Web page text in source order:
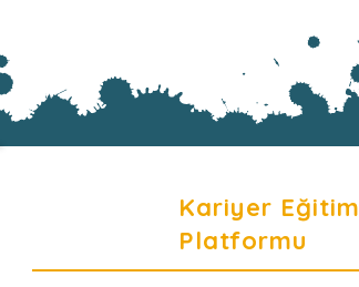
Kariyer Eğitim
Platformu